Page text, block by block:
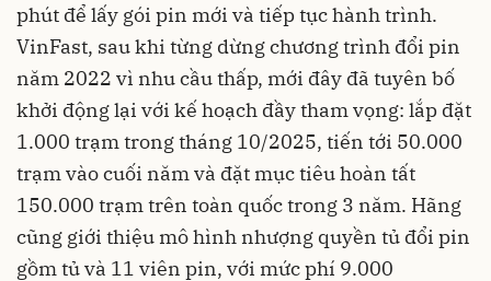
phút để lấy gói pin mới và tiếp tục hành trình.
VinFast, sau khi từng dừng chương trình đổi pin
năm 2022 vì nhu cầu thấp, mới đây đã tuyên bố
khởi động lại với kế hoạch đầy tham vọng: lắp đặt
1.000 trạm trong tháng 10/2025, tiến tới 50.000
trạm vào cuối năm và đặt mục tiêu hoàn tất
150.000 trạm trên toàn quốc trong 3 năm. Hãng
cũng giới thiệu mô hình nhượng quyền tủ đổi pin
gồm tủ và 11 viên pin, với mức phí 9.000